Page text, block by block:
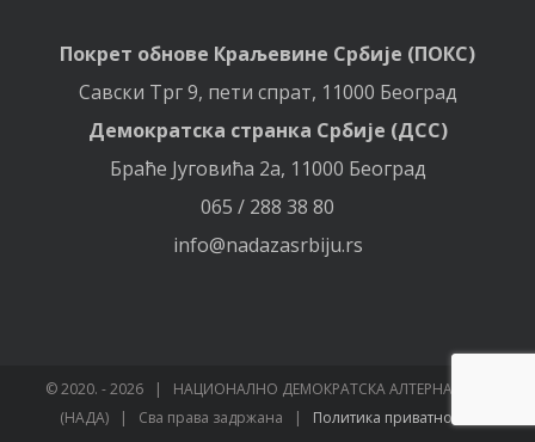
Покрет обнове Краљевине Србије (ПОКС)
Савски Трг 9, пети спрат, 11000 Београд
Демократска странка Србије (ДСС)
Браће Југовића 2а, 11000 Београд
065 / 288 38 80
info@nadazasrbiju.rs
© 2020. -2026 | НАЦИОНАЛНО ДЕМОКРАТСКА АЛТЕРНАТИВА
(НАДА) | Сва права задржана | Политика приватности